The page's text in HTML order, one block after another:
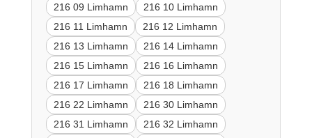
216 09 Limhamn
216 10 Limhamn
216 11 Limhamn
216 12 Limhamn
216 13 Limhamn
216 14 Limhamn
216 15 Limhamn
216 16 Limhamn
216 17 Limhamn
216 18 Limhamn
216 22 Limhamn
216 30 Limhamn
216 31 Limhamn
216 32 Limhamn